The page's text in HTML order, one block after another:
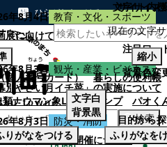
ひらがなをつける
検索
年8月4日 教育・文化・スポーツ
展に向けて：安東ウメ子さんとの思
年8月3日 観光・産業・ビジネス
別やさい月イチ菜」の実施について
年8月3日 防災・消防
町防災フェアの開催について
サイト内
注目ワー
個人番号カード）
暮らしの便利帳
類ナウマン象LINEスタンプ
パオく
目的から
文字サイズ
現在の文字
縮小
背景色変
文字白
背景黒
りがなをつける ふりがなを